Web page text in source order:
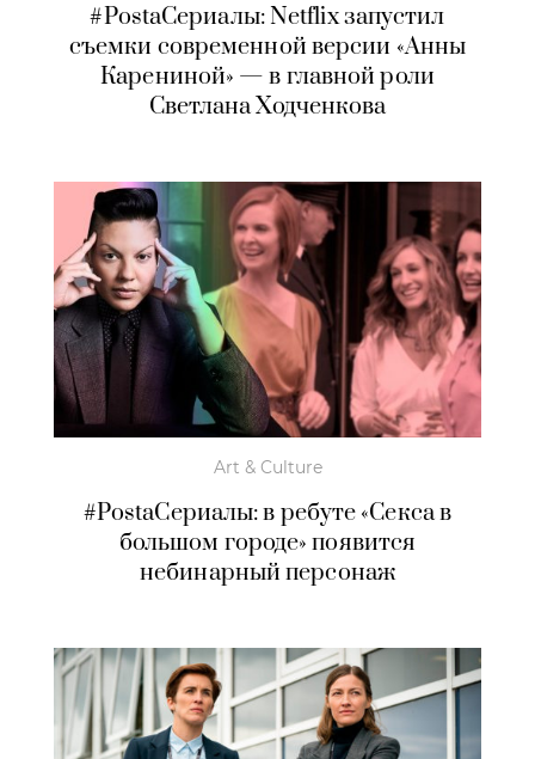
#PostaСериалы: Netflix запустил
съемки современной версии «Анны
Карениной» — в главной роли
Светлана Ходченкова
Art & Culture
#PostaСериалы: в ребуте «Секса в
большом городе» появится
небинарный персонаж